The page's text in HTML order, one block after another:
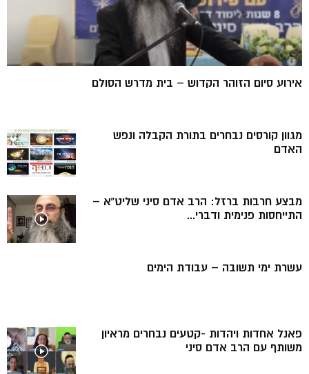
אירוע סיום הזוהר הקדוש – בית מדרש הסולם
מגוון קורסים נבחרים בתורת הקבלה ונפש
האדם
מבצע חרבות ברזל: הרב אדם סיני שליט”א –
התייחסות פנימית ודברי...
עשרת ימי תשובה – עבודת הימים
פאנל אחדות ויהדות -קטעים נבחרים מראיון
משותף עם הרב אדם סיני